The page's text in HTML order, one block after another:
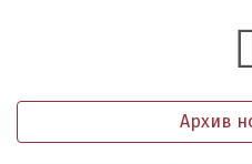
Архив